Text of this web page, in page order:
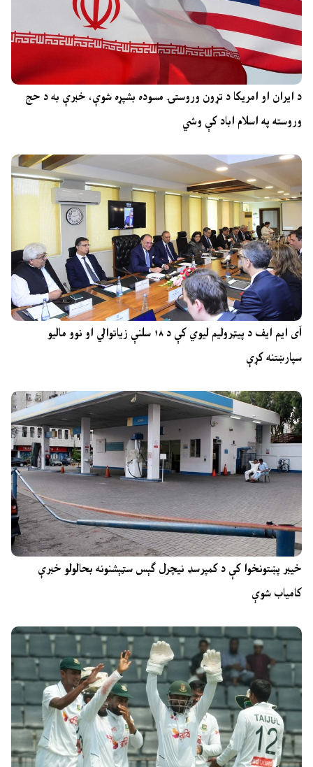
د ایران او امریکا د تړون وروستۍ مسوده بشپړه شوې، خبرې به د حج
وروسته په اسلام اباد کې وشي
آی ایم ایف د پیټرولیم لیوي کې د ۱۸ سلنې زیاتوالي او نوو مالیو
سپارښتنه کړې
خیبر پښتونخوا کې د کمپرسډ نیچرل ګېس سټېشنونه بحالولو خبرې
کامیاب شوې